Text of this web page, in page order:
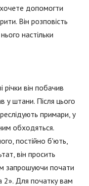
допомогти
Він розповість
настільки
він побачив
у штани. Після цього
примари, у
обходяться.
постійно б'ють,
він просить
запрошуючи почати
2». Для початку вам